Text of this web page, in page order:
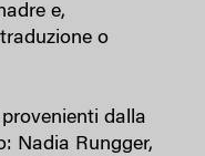
e,
o
provenienti dalla
Nadia Rungger,